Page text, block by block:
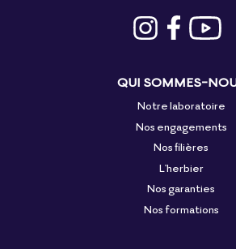
QUI SOMMES-
Notre laboratoire
Nos engagements
Nos filières
L'herbier
Nos garanties
Nos formations